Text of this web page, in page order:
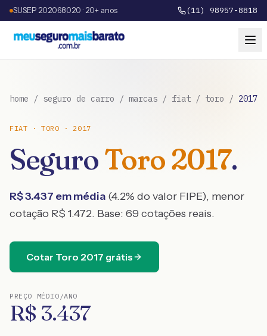
SUSEP 202068020 · 20+ anos (11) 98957-8818
home / seguro de carro / marcas / fiat / toro / 2017
FIAT ·TORO · 2017
SeguroToro2017.
R$3.437 em média (4.2% do valor FIPE), menor
cotação R$ 1.472. Base: 69 cotações reais.
Cotar Toro 2017 grátis
PREÇO MÉDIO/ANO
R$ 3.437